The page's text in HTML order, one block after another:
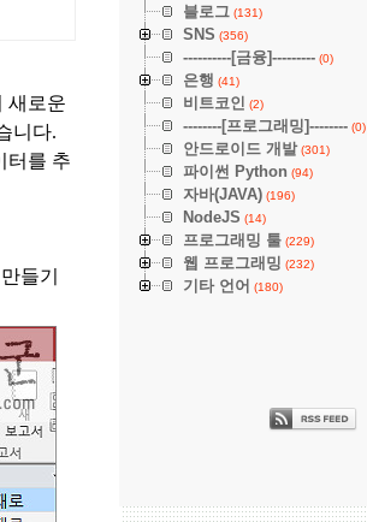
새로운
니다.
터를 추
들기
블로그 (131)
SNS (356)
----------[금융]--------- (0)
은행 (41)
비트코인 (2)
--------[프로그래밍]-------- (0)
안드로이드 개발(301)
파이썬 Python (94)
자바(JAVA) (196)
NodeJS (14)
프로그래밍 툴 (229)
웹 프로그래밍 (232)
기타 언어 (180)